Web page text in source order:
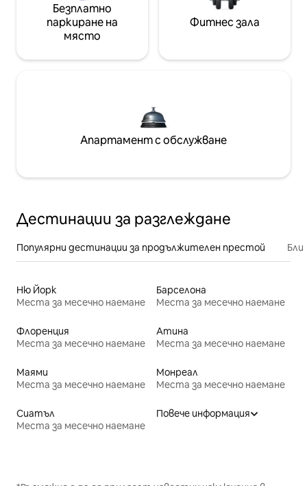
Безплатно
паркиране на
място
Фитнес зала
Апартамент с обслужване
Дестинации за разглеждане
Популярни дестинации за продължителен престой
Ню Йорк
Места за месечно наемане
Барселона
Места за месечно наемане
Флоренция
Места за месечно наемане
Атина
Места за месечно наемане
Маями
Места за месечно наемане
Монреал
Места за месечно наемане
Сиатъл
Места за месечно наемане
Повече информация